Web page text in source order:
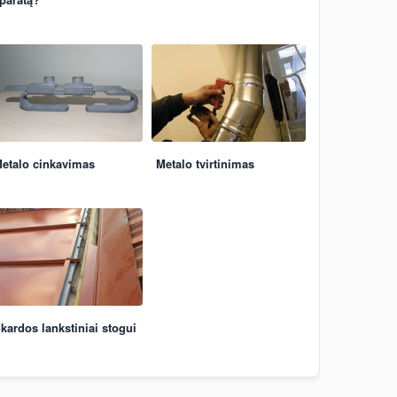
cinkavimas Metalo tvirtinimas
lankstiniai stogui